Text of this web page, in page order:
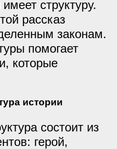
структуру.
рассказ
законам.
помогает
которые
истории
состоит из
герой,